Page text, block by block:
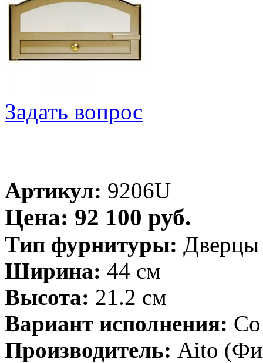
Задать вопрос
Артикул: 9206U
Цена: 92 100 руб.
Тип фурнитуры: Дверцы
Ширина: 44 см
Высота: 21.2 см
Вариант исполнения: Со
Производитель: Aito